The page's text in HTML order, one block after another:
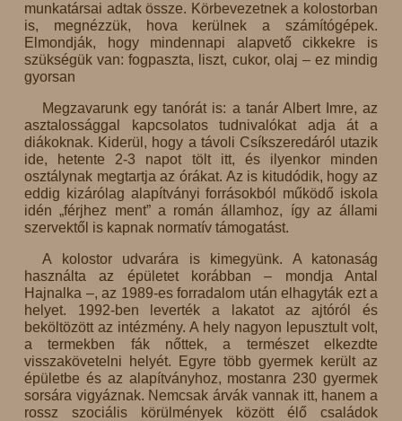
munkatársai adtak össze. Körbevezetnek a kolostorban
is, megnézzük, hova kerülnek a számítógépek.
Elmondják, hogy mindennapi alapvető cikkekre is
szükségük van: fogpaszta, liszt, cukor, olaj – ez mindig
gyorsan
Megzavarunk egy tanórát is: a tanár Albert Imre, az
asztalossággal kapcsolatos tudnivalókat adja át a
diákoknak. Kiderül, hogy a távoli Csíkszeredáról utazik
ide, hetente 2-3 napot tölt itt, és ilyenkor minden
osztálynak megtartja az órákat. Az is kitudódik, hogy az
eddig kizárólag alapítványi forrásokból működő iskola
idén „férjhez ment” a román államhoz, így az állami
szervektől is kapnak normatív támogatást.
A kolostor udvarára is kimegyünk. A katonaság
használta az épületet korábban – mondja Antal
Hajnalka –, az 1989-es forradalom után elhagyták ezt a
helyet. 1992-ben leverték a lakatot az ajtóról és
beköltözött az intézmény. A hely nagyon lepusztult volt,
a termekben fák nőttek, a természet elkezdte
visszakövetelni helyét. Egyre több gyermek került az
épületbe és az alapítványhoz, mostanra 230 gyermek
sorsára vigyáznak. Nemcsak árvák vannak itt, hanem a
rossz szociális körülmények között élő családok